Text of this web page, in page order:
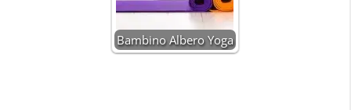
Bambino Albero Yoga